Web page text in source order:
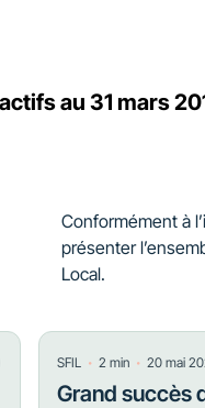
au 31 mars
Conformément à
présenter
Local.
SFIL・ 2 min・ 20 mai
Grand succès